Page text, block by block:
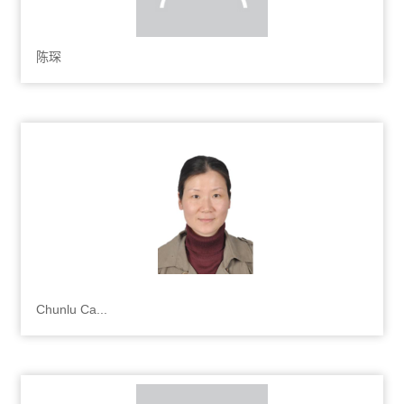
陈琛
Chunlu Ca...